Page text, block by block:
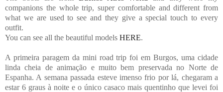
companions the whole trip, super comfortable and different from
what we are used to see and they give a special touch to every
outfit.
You can see all the beautiful models HERE.
A primeira paragem da mini road trip foi em Burgos, uma cidade
linda cheia de animação e muito bem preservada no Norte de
Espanha. A semana passada esteve imenso frio por lá, chegaram a
estar 6 graus à noite e o único casaco mais quentinho que levei foi